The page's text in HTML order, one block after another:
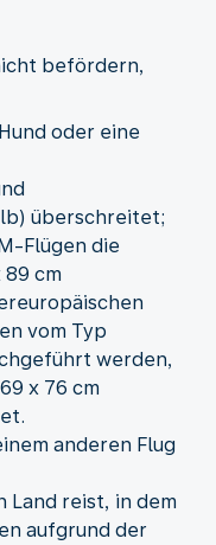
befördern,
oder eine
überschreitet;
Flügen die
89 cm
vom Typ
werden,
x 76 cm
anderen Flug
Land reist, in dem
aufgrund der